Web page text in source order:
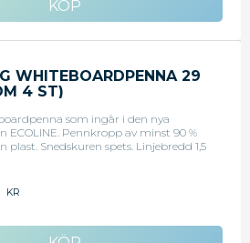
WHITEBOARDPENNA 29
4 ST)
som ingår i den nya
ECOLINE. Pennkropp av minst 90 %
plast. Snedskuren spets. Linjebredd 1,5
KR